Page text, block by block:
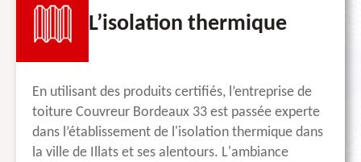
L’isolation thermique
En utilisant des produits certifiés, l’entreprise de
toiture Couvreur Bordeaux 33 est passée experte
dans l’établissement de l'isolation thermique dans
la ville de Illats et ses alentours. L'ambiance